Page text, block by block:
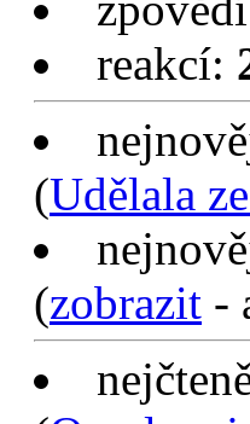
reakcí:
( Udělala
( zobrazit-